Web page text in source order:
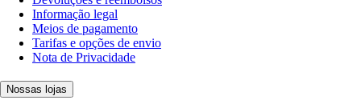
Informação legal
Meios de pagamento
Tarifas e opções de envio
Nota de Privacidade
Nossas lojas